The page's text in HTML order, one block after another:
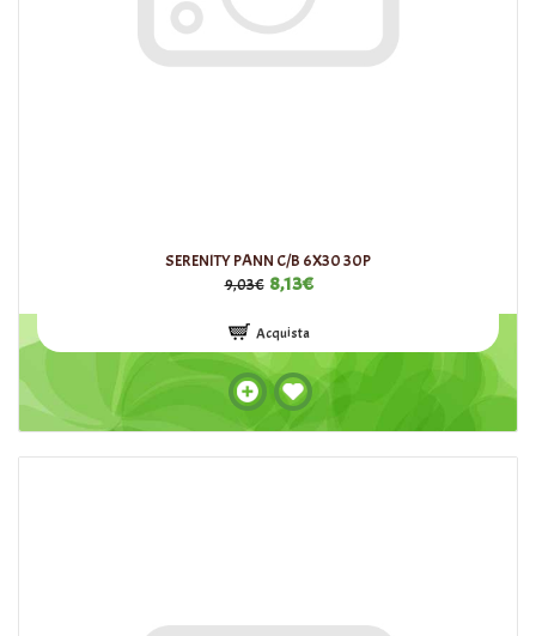
SERENITY PANN C/B 6X30 30P
9,03€ 8,13€
Acquista